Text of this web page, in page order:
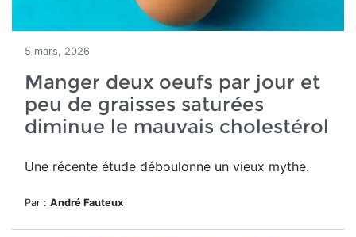
5 mars, 2026
Manger deux oeufs par jour et
peu de graisses saturées
diminue le mauvais cholestérol
Une récente étude déboulonne un vieux mythe.
Par : André Fauteux